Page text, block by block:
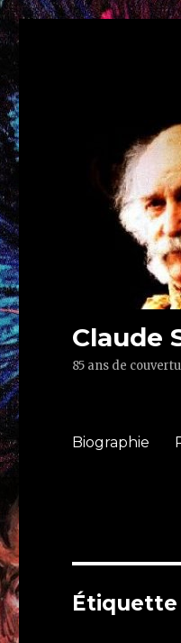
Claude
85 ans de
Biographie
Étiquette